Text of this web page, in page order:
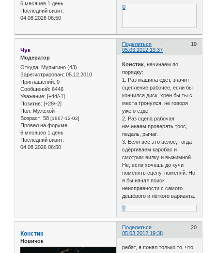
6 месяцев 1 день
Последний визит:
04.08.2026 06:50
0
Поделиться
19
05.03.2012 19:37
Чук
Модератор
Откуда: Мурыгино (43)
Зарегистрирован: 05.12.2010
Приглашений: 0
Сообщений: 6446
Уважение: [+44/-1]
Позитив: [+28/-2]
Пол: Мужской
Возраст: 58 [1967-12-02]
Провел на форуме:
6 месяцев 1 день
Последний визит:
04.08.2026 06:50
Констик , начинаем по
порядку:
1. Раз машина едет, значит
сцепление рабочее, если бы
кончился диск, хрен бы ты с
места тронулся, не говоря
уже о езде.
2. Раз сцепа рабочая
начинаем проверять трос,
педаль, рычаг.
3. Если всё это целое, тогда
сдёргиваем каробас и
смотрим вилку и выжимной.
Не, если хочешь до кучи
поменять сцепу, поменяй. Но
я бы начал поиск
неисправности с самого
дешёвого и лёгкого варианта.
0
Поделиться
20
05.03.2012 19:38
Констик
Новичок
ребят, я понял только то, что